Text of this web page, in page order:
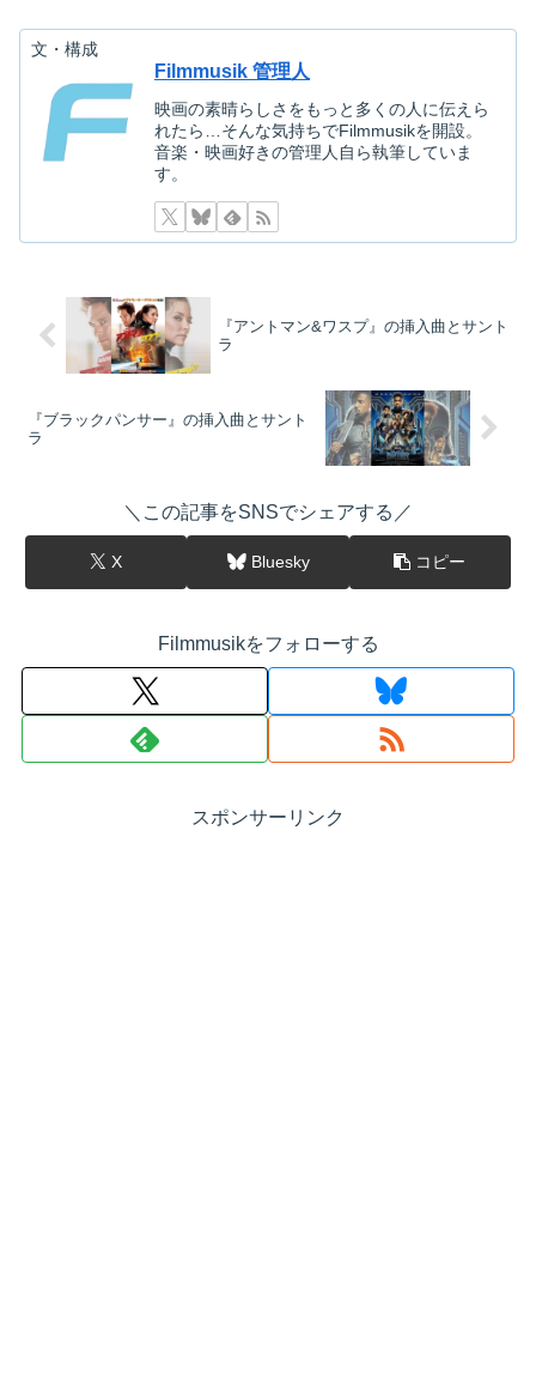
文・構成
Filmmusik 管理人
映画の素晴らしさをもっと多くの人に伝えら
れたら…そんな気持ちでFilmmusikを開設。
音楽・映画好きの管理人自ら執筆していま
す。
『アントマン&ワスプ』の挿入曲とサント
ラ
『ブラックパンサー』の挿入曲とサント
ラ
＼この記事をSNSでシェアする／
X Bluesky コピー
Filmmusikをフォローする
スポンサーリンク